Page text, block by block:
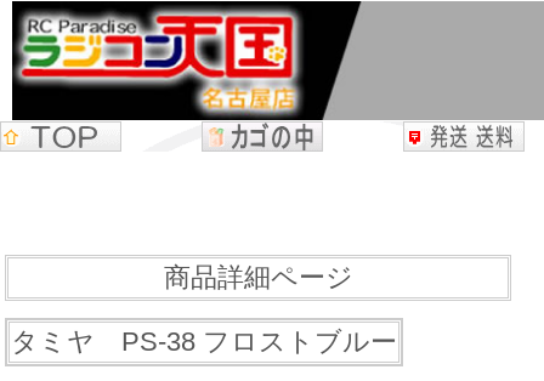
商品詳細ページ
タミヤ PS-38 フロストブルー